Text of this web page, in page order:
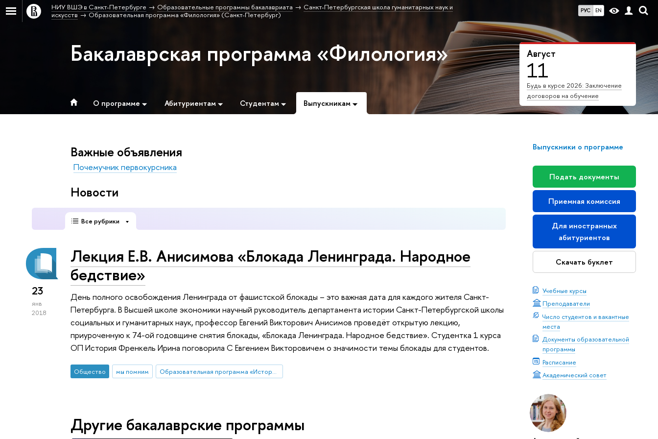
РУС EN
НИУ ВШЭ в Санкт-Петербурге Образовательные программы бакалавриата
Санкт-Петербургская школа гуманитарных наук и
искусств
Образовательная программа «Филология» (Санкт-Петербург)
Август
11
Будь в курсе 2026: Заключение
договоров на обучение
Бакалаврская программа «Филология»
О программе Абитуриентам Студентам Выпускникам
Выпускники о программе
Подать документы
Приемная комиссия
Для иностранных
абитуриентов
Скачать буклет
Учебные курсы
Преподаватели
Число студентов и вакантные
места
Документы образовательной
программы
Расписание
Академический совет
Важные объявления
Почемучник первокурсника
Новости
Все рубрики
23
янв
2018
Лекция Е.В. Анисимова «Блокада Ленинграда. Народное
бедствие»
День полного освобождения Ленинграда от фашистской блокады – это важная дата для каждого жителя Санкт-
Петербурга. В Высшей школе экономики научный руководитель департамента истории Санкт-Петербургской школы
социальных и гуманитарных наук, профессор Евгений Викторович Анисимов проведёт открытую лекцию,
приуроченную к 74-ой годовщине снятия блокады, «Блокада Ленинграда. Народное бедствие». Студентка 1 курса
ОП История Френкель Ирина поговорила С Евгением Викторовичем о значимости темы блокады для студентов.
Общество мы помним Образовательная программа «История»
Другие бакалаврские программы